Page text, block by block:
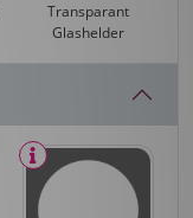
Transparant
Glashelder